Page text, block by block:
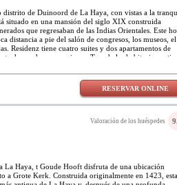
distrito de Duinoord de La Haya, con vistas a la
situado en una mansión del siglo XIX construida
que regresaban de las Indias Orientales. Este
distancia a pie del salón de congresos, los museos, el
Residenz tiene cuatro suites y dos apartamentos de
decorados y espaciosos. Tres de las habitaciones
orientadas al sur tienen aire acondicionado. Todas
modernas para negocios o placer, que
a Internet Wi-Fi, maxi bares y máquinas de café
cuarto de baño privado con artículos de tocador
hotel boutique Residenz está perfectamente situado
tiendas, una oficina de correos y numerosos cafés y
de cocinas para todos los gustos. El centro de la
a 10 minutos en tranvía.
RESERVAR ONLINE
Valoración de los huéspedes
La Haya, t Goude Hooft disfruta de una ubicación
a Grote Kerk. Construida originalmente en 1423, esta